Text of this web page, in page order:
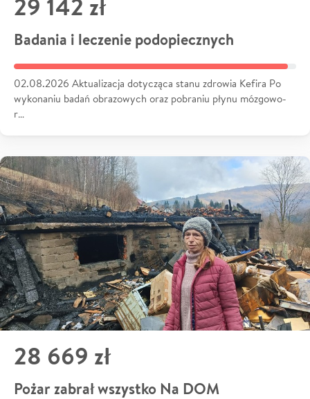
29 142 zł
Badania i leczenie podopiecznych
02.08.2026 Aktualizacja dotycząca stanu zdrowia Kefira Po
wykonaniu badań obrazowych oraz pobraniu płynu mózgowo-
r…
28 669 zł
Pożar zabrał wszystko Na DOM